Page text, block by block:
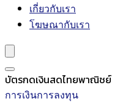
เกี่ยวกับเรา
โฆษณากับเรา
บัตรกดเงินสดไทยพาณิชย์
การเงินการลงทุน